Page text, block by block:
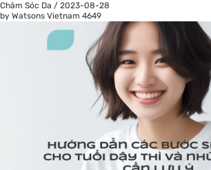
Chăm Sóc Da / 2023-08-28
by Watsons Vietnam 4649